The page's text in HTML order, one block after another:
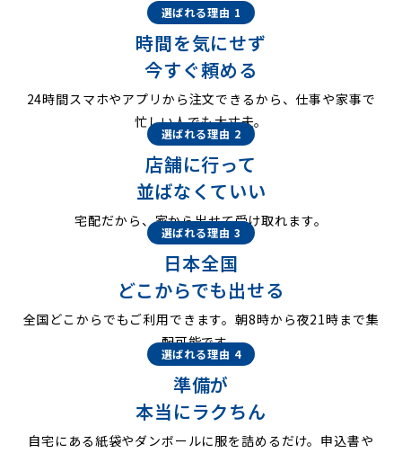
選ばれる理由 1
時間を気にせず
今すぐ頼める
24時間スマホやアプリから注文できるから、仕事や家事で
忙しい人でも大丈夫。
選ばれる理由 2
店舗に行って
並ばなくていい
宅配だから、家から出せて受け取れます。
選ばれる理由 3
日本全国
どこからでも出せる
全国どこからでもご利用できます。朝8時から夜21時まで集
配可能です。
選ばれる理由 4
準備が
本当にラクちん
自宅にある紙袋やダンボールに服を詰めるだけ。申込書や